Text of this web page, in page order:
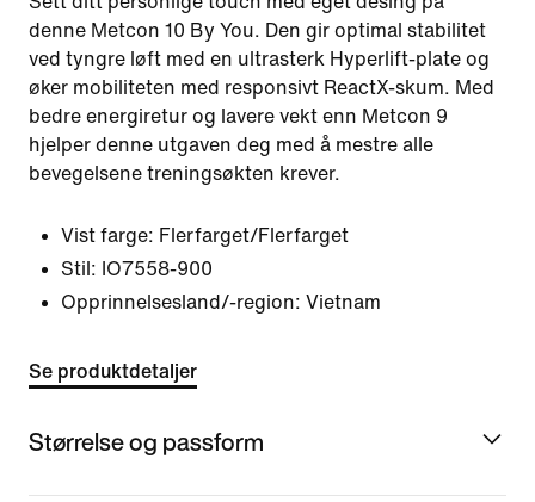
denne Metcon 10 By You. Den gir optimal stabilitet
ved tyngre løft med en ultrasterk Hyperlift-plate og
øker mobiliteten med responsivt ReactX-skum. Med
bedre energiretur og lavere vekt enn Metcon 9
hjelper denne utgaven deg med å mestre alle
bevegelsene treningsøkten krever.
Vist farge: Flerfarget/Flerfarget
Stil: IO7558-900
Opprinnelsesland/-region: Vietnam
Se produktdetaljer
Størrelse og passform